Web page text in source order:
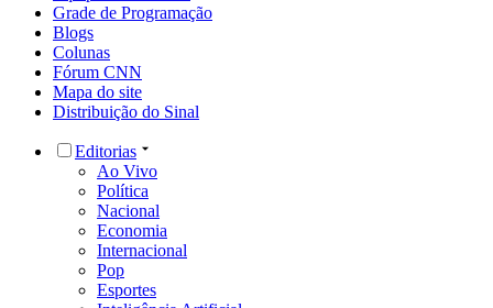
Grade de Programação
Blogs
Colunas
Fórum CNN
Mapa do site
Distribuição do Sinal
Editorias
Ao Vivo
Política
Nacional
Economia
Internacional
Pop
Esportes